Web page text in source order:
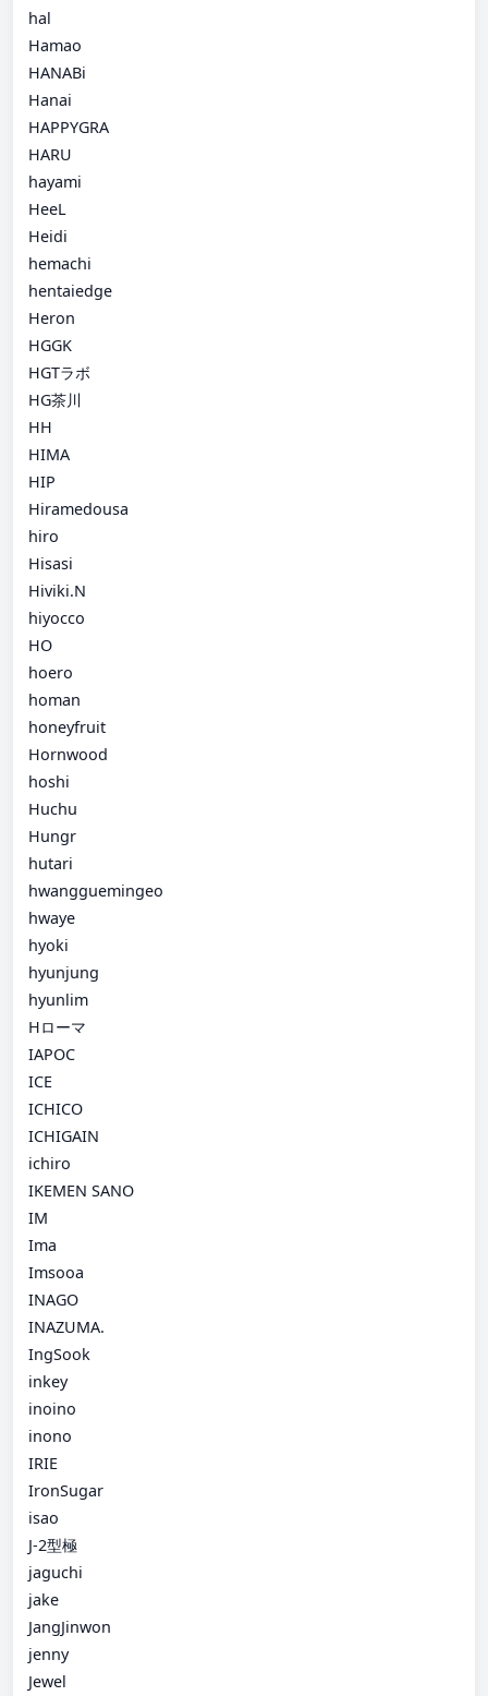
hal
Hamao
HANABi
Hanai
HAPPYGRA
HARU
hayami
HeeL
Heidi
hemachi
hentaiedge
Heron
HGGK
HGTラボ
HG茶川
HH
HIMA
HIP
Hiramedousa
hiro
Hisasi
Hiviki.N
hiyocco
HO
hoero
homan
honeyfruit
Hornwood
hoshi
Huchu
Hungr
hutari
hwangguemingeo
hwaye
hyoki
hyunjung
hyunlim
Hローマ
IAPOC
ICE
ICHICO
ICHIGAIN
ichiro
IKEMEN SANO
IM
Ima
Imsooa
INAGO
INAZUMA.
IngSook
inkey
inoino
inono
IRIE
IronSugar
isao
J-2型極
jaguchi
jake
JangJinwon
jenny
Jewel